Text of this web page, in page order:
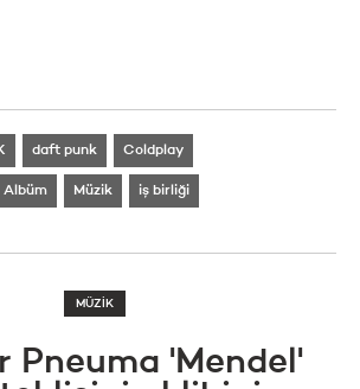
daft punk Coldplay
Albüm Müzik iş birliği
MÜZİK
Pneuma 'Mendel'